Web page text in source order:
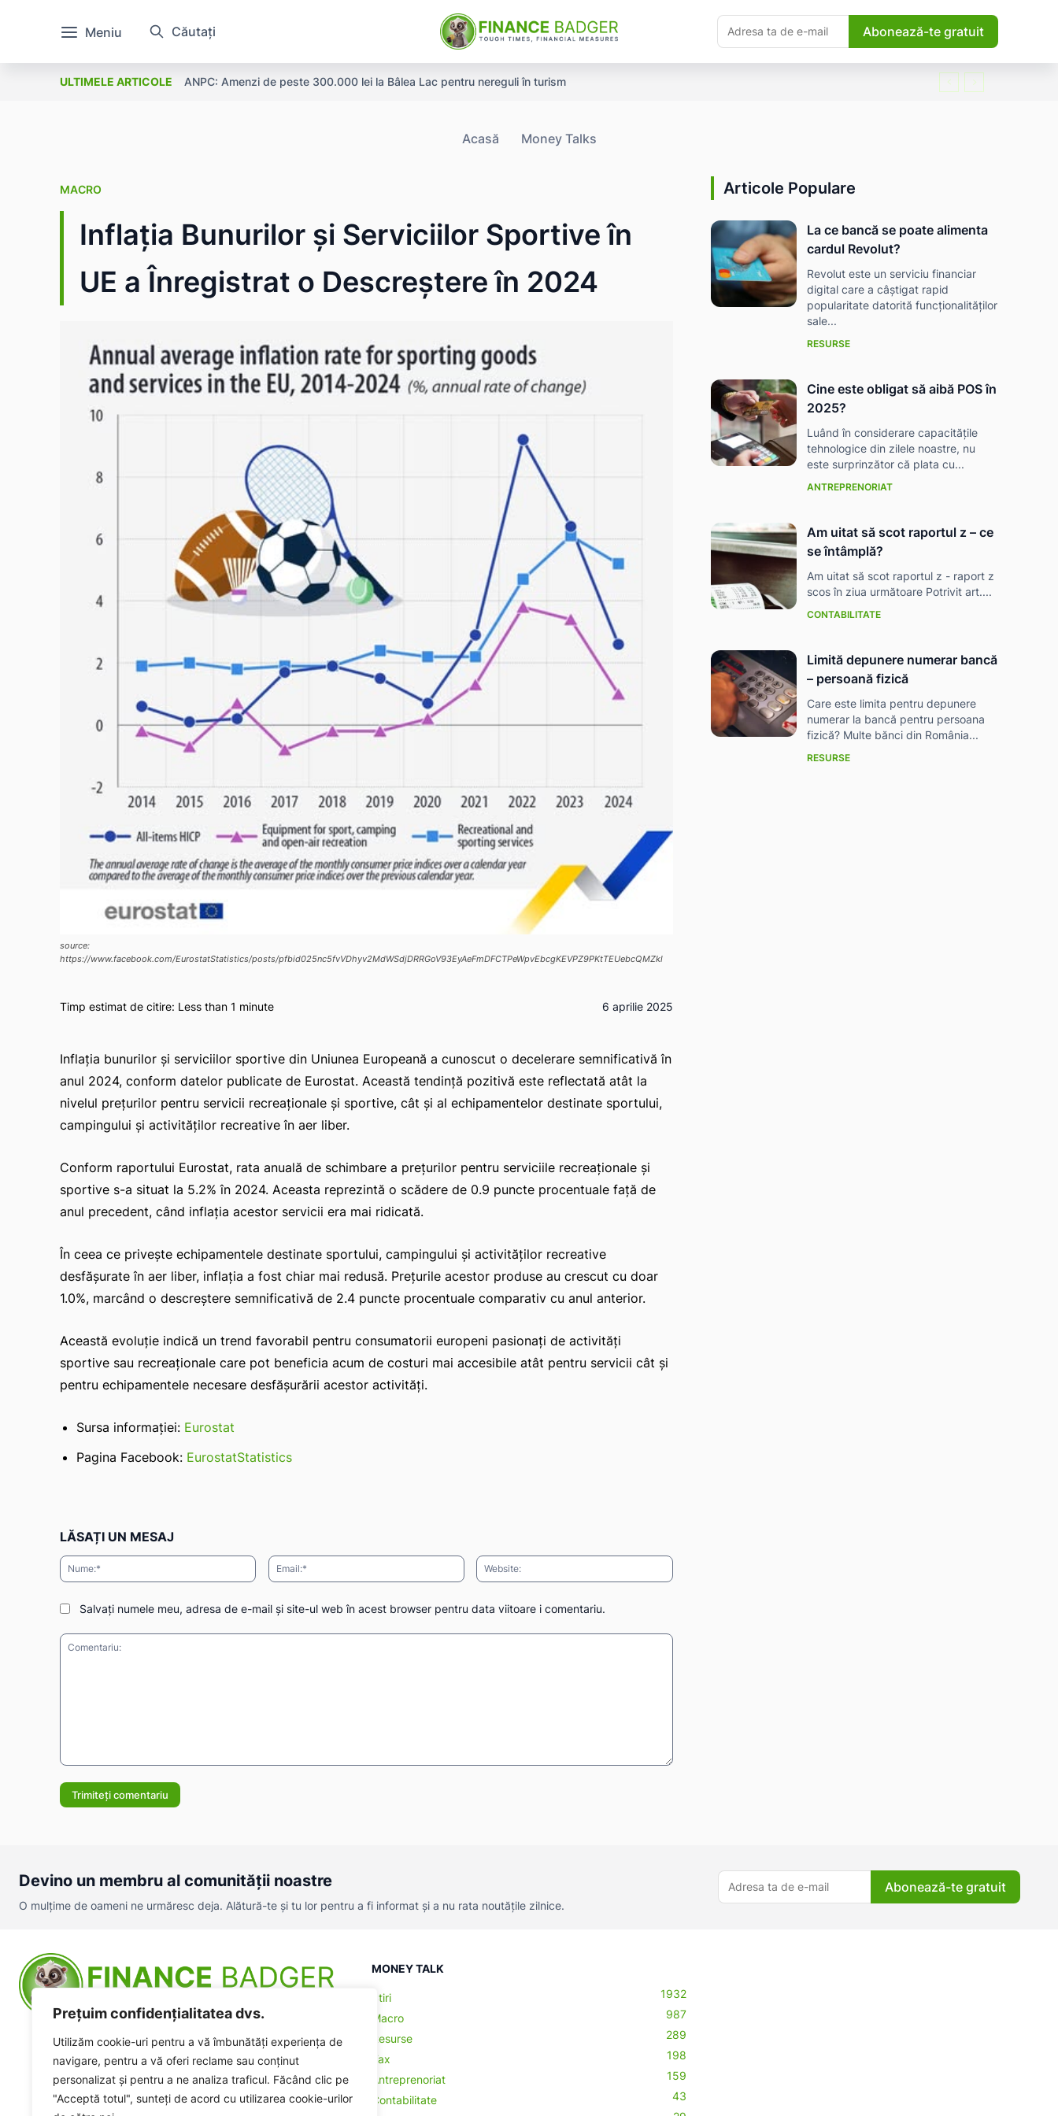
Prețuim confidențialitatea dvs.
Utilizăm cookie-uri pentru a vă îmbunătăți experiența de
navigare, pentru a vă oferi reclame sau conținut
personalizat și pentru a ne analiza traficul. Făcând clic pe
"Acceptă totul", sunteți de acord cu utilizarea cookie-urilor
Meniu Căutați Abonează-te gratuit
ULTIMELE ARTICOLE ANPC: Amenzi de peste 300.000 lei la Bâlea Lac pentru nereguli în turism
Acasă Money Talks
MACRO
Inflația Bunurilor și Serviciilor Sportive în
UE a Înregistrat o Descreștere în 2024
source:
https://www.facebook.com/EurostatStatistics/posts/pfbid025nc5fvVDhyv2MdWSdjDRRGoV93EyAeFmDFCTPeWpvEbcgKEVPZ9PKtTEUebcQMZkl
Timp estimat de citire: Less than 1 minute 6 aprilie 2025
Inflația bunurilor și serviciilor sportive din Uniunea Europeană a cunoscut o decelerare semnificativă în
anul 2024, conform datelor publicate de Eurostat. Această tendință pozitivă este reflectată atât la
nivelul prețurilor pentru servicii recreaționale și sportive, cât și al echipamentelor destinate sportului,
campingului și activităților recreative în aer liber.
Conform raportului Eurostat, rata anuală de schimbare a prețurilor pentru serviciile recreaționale și
sportive s-a situat la 5.2% în 2024. Aceasta reprezintă o scădere de 0.9 puncte procentuale față de
anul precedent, când inflația acestor servicii era mai ridicată.
În ceea ce privește echipamentele destinate sportului, campingului și activităților recreative
desfășurate în aer liber, inflația a fost chiar mai redusă. Prețurile acestor produse au crescut cu doar
1.0%, marcând o descreștere semnificativă de 2.4 puncte procentuale comparativ cu anul anterior.
Această evoluție indică un trend favorabil pentru consumatorii europeni pasionați de activități
sportive sau recreaționale care pot beneficia acum de costuri mai accesibile atât pentru servicii cât și
pentru echipamentele necesare desfășurării acestor activități.
Sursa informației: Eurostat
Pagina Facebook: EurostatStatistics
LĂSAȚI UN MESAJ
Nume:* Email:* Website:
Salvați numele meu, adresa de e-mail și site-ul web în acest browser pentru data viitoare i comentariu.
Articole Populare
La ce bancă se poate alimenta
cardul Revolut?
Revolut este un serviciu financiar
digital care a câștigat rapid
popularitate datorită funcționalităților
sale...
RESURSE
Cine este obligat să aibă POS în
2025?
Luând în considerare capacitățile
tehnologice din zilele noastre, nu
este surprinzător că plata cu...
ANTREPRENORIAT
Am uitat să scot raportul z – ce
se întâmplă?
Am uitat să scot raportul z - raport z
scos în ziua următoare Potrivit art....
CONTABILITATE
Limită depunere numerar bancă
– persoană fizică
Care este limita pentru depunere
numerar la bancă pentru persoana
fizică? Multe bănci din România...
RESURSE
Devino un membru al comunității noastre
O mulțime de oameni ne urmăresc deja. Alătură-te și tu lor pentru a fi informat și a nu rata noutățile zilnice.
Abonează-te gratuit
MONEY TALK
Știri
1932
Macro
987
Resurse
289
Tax
198
Antreprenoriat
159
Contabilitate
43